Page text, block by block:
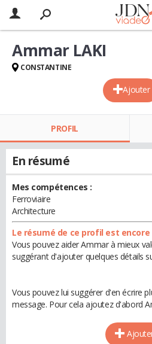
Ajouter
Ammar LAKI
CONSTANTINE
PROFIL
En résumé
Mes compétences :
Ferroviaire
Architecture
Le résumé de ce profil est
Vous pouvez aider Ammar à mieux
suggérant d'ajouter quelques détails
Vous pouvez lui suggérer d'en écrire
message. Pour cela ajoutez d'abord